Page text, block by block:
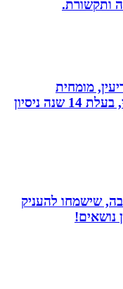
מומחית
להתנהלות כלכלית ויעוץ פנסיוני, בעלת 14 שנה ניסיון
שישמחו להעניק